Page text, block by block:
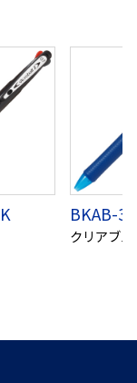
BKAB-
クリアブ